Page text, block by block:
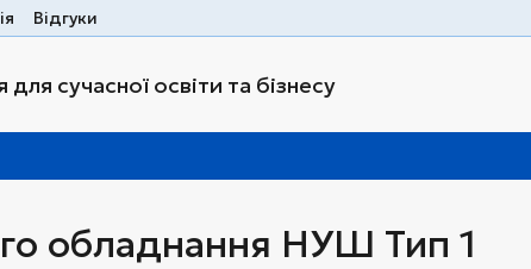
Відгуки
для сучасної освіти та бізнесу
обладнання НУШ Тип 1